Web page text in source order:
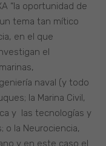
“la oportunidad de
tema tan mítico
en el que
el
naval (y todo
la Marina Civil,
y las tecnologías y
o la Neurociencia,
y en este caso el